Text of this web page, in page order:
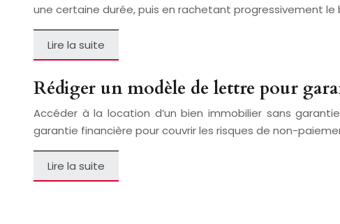
une certaine durée, puis en rachetant progressivement
Lire la suite
Rédiger un modèle de lettre pour
Accéder à la location d’un bien immobilier sans
garantie financière pour couvrir les risques de non-
Lire la suite